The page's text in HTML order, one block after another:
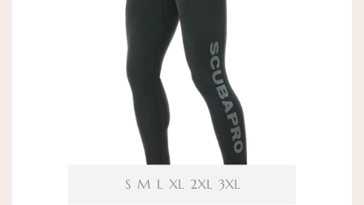
S M L XL 2XL 3XL